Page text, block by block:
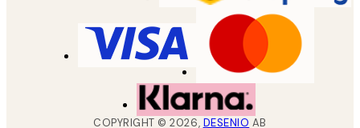
COPYRIGHT ©2026, DESENIO AB